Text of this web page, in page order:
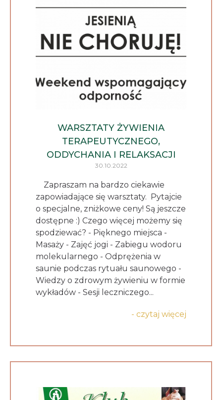
WARSZTATY ŻYWIENIA
TERAPEUTYCZNEGO,
ODDYCHANIA I RELAKSACJI
30.10.2022
Zapraszam na bardzo ciekawie
zapowiadające się warsztaty. Pytajcie
o specjalne, zniżkowe ceny! Są jeszcze
dostępne :) Czego więcej możemy się
spodziewać? - Pięknego miejsca -
Masaży - Zajęć jogi - Zabiegu wodoru
molekularnego - Odprężenia w
saunie podczas rytuału saunowego -
Wiedzy o zdrowym żywieniu w formie
wykładów - Sesji leczniczego...
- czytaj więcej